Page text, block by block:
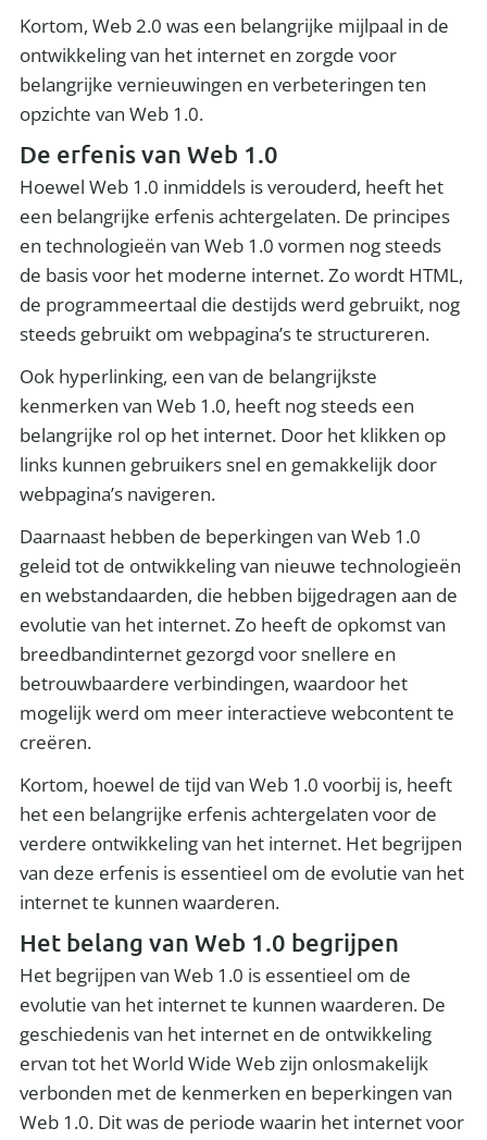
Kortom, Web 2.0 was een belangrijke mijlpaal in de
ontwikkeling van het internet en zorgde voor
belangrijke vernieuwingen en verbeteringen ten
opzichte van Web 1.0.
De erfenis van Web 1.0
Hoewel Web 1.0 inmiddels is verouderd, heeft het
een belangrijke erfenis achtergelaten. De principes
en technologieën van Web 1.0 vormen nog steeds
de basis voor het moderne internet. Zo wordt HTML,
de programmeertaal die destijds werd gebruikt, nog
steeds gebruikt om webpagina’s te structureren.
Ook hyperlinking, een van de belangrijkste
kenmerken van Web 1.0, heeft nog steeds een
belangrijke rol op het internet. Door het klikken op
links kunnen gebruikers snel en gemakkelijk door
webpagina’s navigeren.
Daarnaast hebben de beperkingen van Web 1.0
geleid tot de ontwikkeling van nieuwe technologieën
en webstandaarden, die hebben bijgedragen aan de
evolutie van het internet. Zo heeft de opkomst van
breedbandinternet gezorgd voor snellere en
betrouwbaardere verbindingen, waardoor het
mogelijk werd om meer interactieve webcontent te
creëren.
Kortom, hoewel de tijd van Web 1.0 voorbij is, heeft
het een belangrijke erfenis achtergelaten voor de
verdere ontwikkeling van het internet. Het begrijpen
van deze erfenis is essentieel om de evolutie van het
internet te kunnen waarderen.
Het belang van Web 1.0 begrijpen
Het begrijpen van Web 1.0 is essentieel om de
evolutie van het internet te kunnen waarderen. De
geschiedenis van het internet en de ontwikkeling
ervan tot het World Wide Web zijn onlosmakelijk
verbonden met de kenmerken en beperkingen van
Web 1.0. Dit was de periode waarin het internet voor